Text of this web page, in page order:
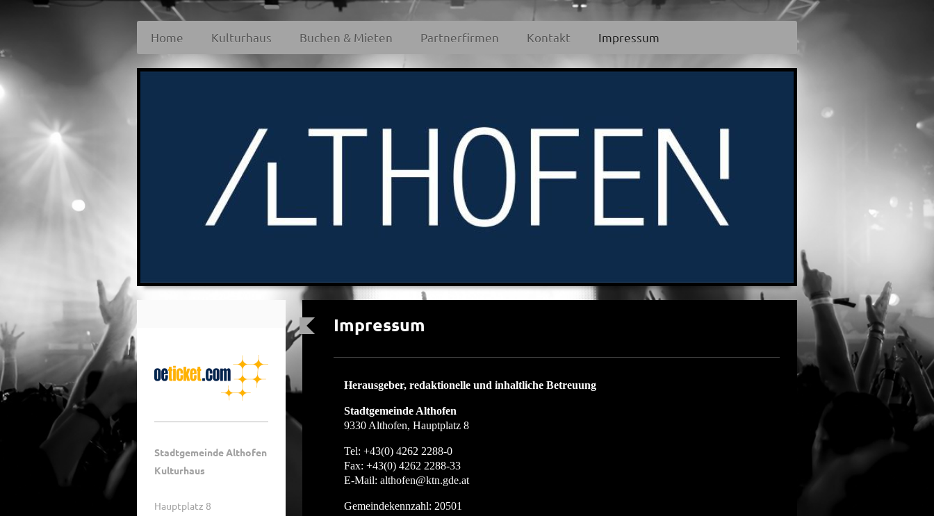
Home Kulturhaus Buchen & Mieten Partnerfirmen Kontakt Impressum
Impressum
Herausgeber, redaktionelle und inhaltliche Betreuung
Stadtgemeinde Althofen
9330 Althofen, Hauptplatz 8
Tel: +43(0) 4262 2288-0
Fax: +43(0) 4262 2288-33
E-Mail: althofen@ktn.gde.at
Gemeindekennzahl: 20501
Stadtgemeinde Althofen
Kulturhaus
Hauptplatz 8